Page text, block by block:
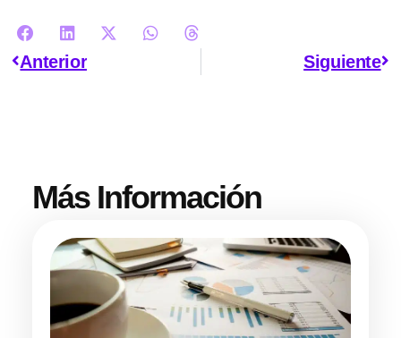
Anterior Siguiente
Más Información